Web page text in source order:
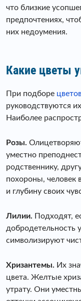
что близкие
предпочтениях,
них недоумения.
Какие цветы
При подборе
руководствуются
Наиболее
Розы.
уместно
родственнику,
похороны, человек
и глубину своих
Лилии. Подходят,
добродетельность
символизируют
Хризантемы. Их
цвета. Желтые
утрату. Они